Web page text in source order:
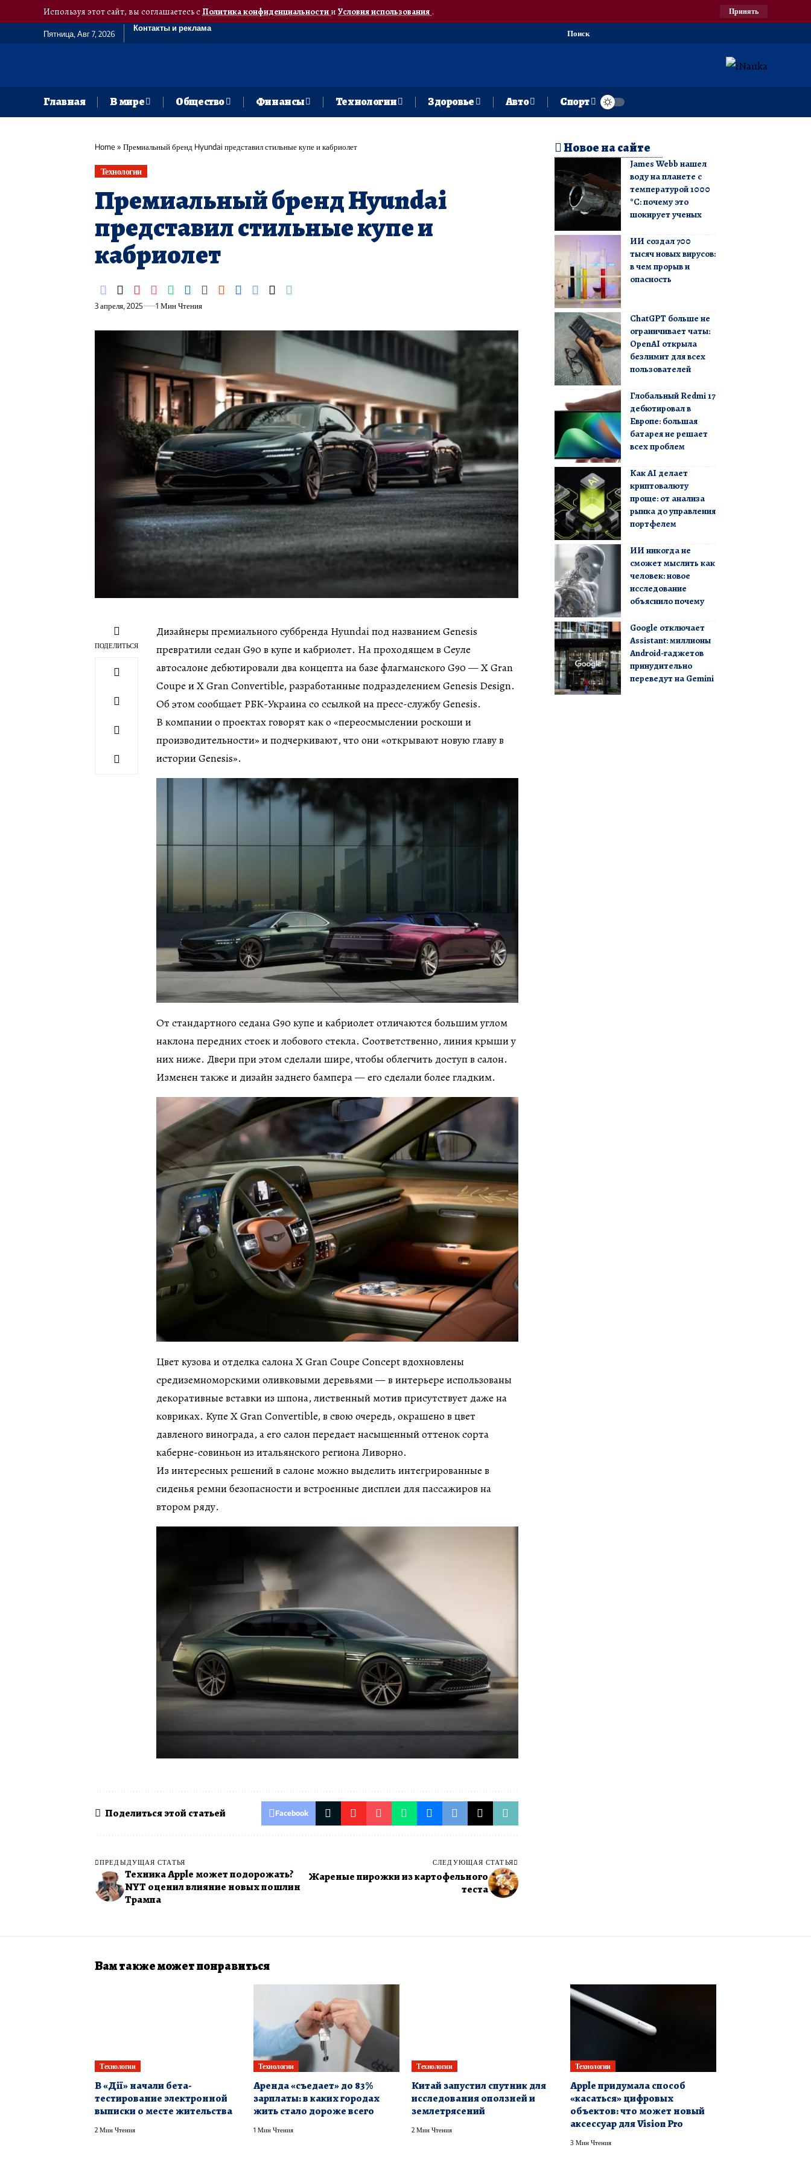
Используя этот сайт, вы соглашаетесь сПолитика конфиденциальностии Условия использования. Принять
Пятница, Авг 7, 2026
Контакты и реклама
Поиск
Главная В мире Общество Финансы Технологии Здоровье Авто Спорт
Home» Премиальный бренд Hyundai представил стильные купе и кабриолет
Технологии
Премиальный бренд Hyundai
представил стильные купе и
кабриолет
3 апреля, 2025 1 Мин Чтения
ПОДЕЛИТЬСЯ
Дизайнеры премиального суббренда Hyundai под названием Genesis
превратили седан G90 в купе и кабриолет. На проходящем в Сеуле
автосалоне дебютировали два концепта на базе флагманского G90 — X Gran
Coupe и X Gran Convertible, разработанные подразделением Genesis Design.
Об этом сообщает РБК-Украина со ссылкой на пресс-службу Genesis.
В компании о проектах говорят как о «переосмыслении роскоши и
производительности» и подчеркивают, что они «открывают новую главу в
истории Genesis».
От стандартного седана G90 купе и кабриолет отличаются большим углом
наклона передних стоек и лобового стекла. Соответственно, линия крыши у
них ниже. Двери при этом сделали шире, чтобы облегчить доступ в салон.
Изменен также и дизайн заднего бампера — его сделали более гладким.
Цвет кузова и отделка салона X Gran Coupe Concept вдохновлены
средиземноморскими оливковыми деревьями — в интерьере использованы
декоративные вставки из шпона, лиственный мотив присутствует даже на
ковриках. Купе X Gran Convertible, в свою очередь, окрашено в цвет
давленого винограда, а его салон передает насыщенный оттенок сорта
каберне-совиньон из итальянского региона Ливорно.
Из интересных решений в салоне можно выделить интегрированные в
сиденья ремни безопасности и встроенные дисплеи для пассажиров на
втором ряду.
Поделиться этой статьей Facebook
ПРЕДЫДУЩАЯ СТАТЬЯ
Техника Apple может подорожать?
NYT оценил влияние новых пошлин
Трампа
СЛЕДУЮЩАЯ СТАТЬЯ
Жареные пирожки из картофельного
теста
Новое на сайте
James Webb нашел
воду на планете с
температурой 1000
°C: почему это
шокирует ученых
ИИ создал 700
тысяч новых вирусов:
в чем прорыв и
опасность
ChatGPT больше не
ограничивает чаты:
OpenAI открыла
безлимит для всех
пользователей
Глобальный Redmi 17
дебютировал в
Европе: большая
батарея не решает
всех проблем
Как AI делает
криптовалюту
проще: от анализа
рынка до управления
портфелем
ИИ никогда не
сможет мыслить как
человек: новое
исследование
объяснило почему
Google отключает
Assistant: миллионы
Android-гаджетов
принудительно
переведут на Gemini
Вам также может понравиться
Технологии
В «Дії» начали бета-
тестирование электронной
выписки о месте жительства
2 Мин Чтения
Технологии
Аренда «съедает» до 83%
зарплаты: в каких городах
жить стало дороже всего
1 Мин Чтения
Технологии
Китай запустил спутник для
исследования оползней и
землетрясений
2 Мин Чтения
Технологии
Apple придумала способ
«касаться» цифровых
объектов: что может новый
аксессуар для Vision Pro
3 Мин Чтения